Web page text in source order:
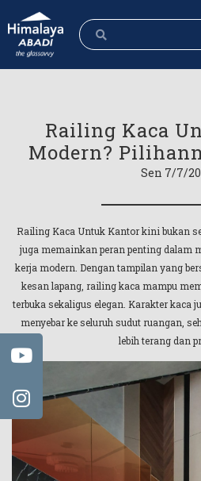
Railing Kaca
Modern?
Sen 7/7/
Railing Kaca Untuk Kantor kini bukan
juga memainkan peran penting dalam
kerja modern. Dengan tampilan yang
kesan lapang, railing kaca mampu
terbuka sekaligus elegan. Karakter kaca
menyebar ke seluruh sudut ruangan,
lebih terang dan